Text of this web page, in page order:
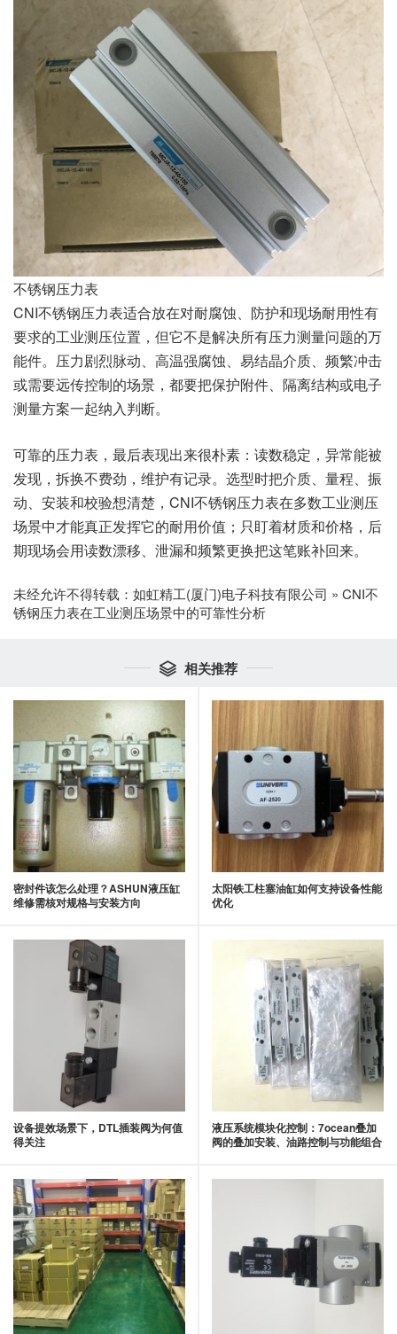
不锈钢压力表
CNI不锈钢压力表适合放在对耐腐蚀、防护和现场耐用性有
要求的工业测压位置，但它不是解决所有压力测量问题的万
能件。压力剧烈脉动、高温强腐蚀、易结晶介质、频繁冲击
或需要远传控制的场景，都要把保护附件、隔离结构或电子
测量方案一起纳入判断。
可靠的压力表，最后表现出来很朴素：读数稳定，异常能被
发现，拆换不费劲，维护有记录。选型时把介质、量程、振
动、安装和校验想清楚，CNI不锈钢压力表在多数工业测压
场景中才能真正发挥它的耐用价值；只盯着材质和价格，后
期现场会用读数漂移、泄漏和频繁更换把这笔账补回来。
未经允许不得转载： 如虹精工(厦门)电子科技有限公司 » CNI不
锈钢压力表在工业测压场景中的可靠性分析
 相关推荐
密封件该怎么处理？ASHUN液压缸
维修需核对规格与安装方向
太阳铁工柱塞油缸如何支持设备性能
优化
设备提效场景下，DTL插装阀为何值
得关注
液压系统模块化控制：7ocean叠加
阀的叠加安装、油路控制与功能组合